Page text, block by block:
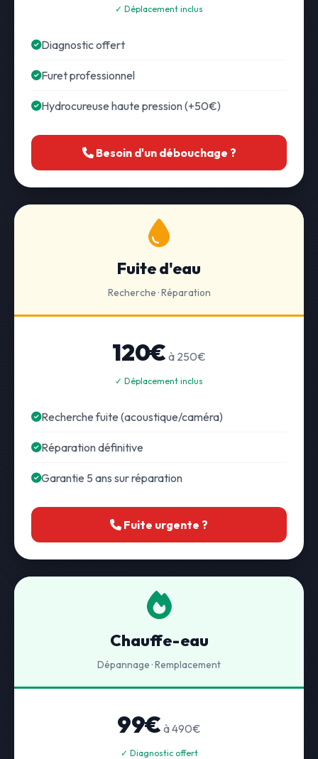
✓ Déplacement inclus
Diagnostic offert
Furet professionnel
Hydrocureuse haute pression (+50€)
Besoin d'un débouchage ?
Fuite d'eau
Recherche · Réparation
120€ à 250€
✓ Déplacement inclus
Recherche fuite (acoustique/caméra)
Réparation définitive
Garantie 5 ans sur réparation
Fuite urgente ?
Chauffe-eau
Dépannage · Remplacement
99€ à 490€
✓ Diagnostic offert